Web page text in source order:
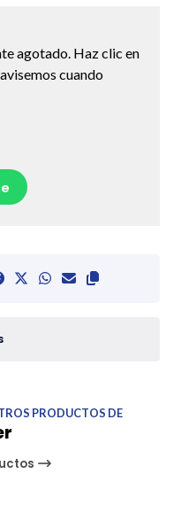
agotado. Haz clic en
cuando
PRODUCTOS DE